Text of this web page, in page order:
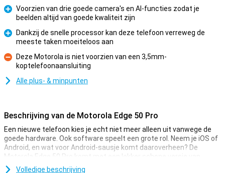
Pluspunt
Voorzien van drie goede camera's en AI-functies zodat je
beelden altijd van goede kwaliteit zijn
Pluspunt
Dankzij de snelle processor kan deze telefoon verreweg de
meeste taken moeiteloos aan
Minpunt
Deze Motorola is niet voorzien van een 3,5mm-
koptelefoonaansluiting
Alle plus- & minpunten
Beschrijving van de Motorola Edge 50 Pro
Een nieuwe telefoon kies je echt niet meer alleen uit vanwege de
goede hardware. Ook software speelt een grote rol. Neem je iOS of
Android, en wat voor Android-sausje komt daaroverheen? De
Motorola Edge 50 Pro komt met een lekker schone versie van
Android. Zo werkt alles zo snel en soepel als mogelijk!
Volledige beschrijving